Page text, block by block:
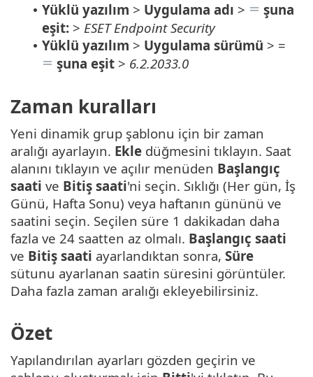
• Yüklü yazılım > Uygulama adı >
şuna
eşit: > ESET Endpoint Security
• Yüklü yazılım > Uygulama sürümü > =
şuna eşit > 6.2.2033.0
Zaman kuralları
Yeni dinamik grup şablonu için bir zaman
aralığı ayarlayın. Ekle düğmesini tıklayın. Saat
alanını tıklayın ve açılır menüden Başlangıç
saati ve Bitiş saati'ni seçin. Sıklığı (Her gün, İş
Günü, Hafta Sonu) veya haftanın gününü ve
saatini seçin. Seçilen süre 1 dakikadan daha
fazla ve 24 saatten az olmalı. Başlangıç saati
ve Bitiş saati ayarlandıktan sonra, Süre
sütunu ayarlanan saatin süresini görüntüler.
Daha fazla zaman aralığı ekleyebilirsiniz.
Özet
Yapılandırılan ayarları gözden geçirin ve